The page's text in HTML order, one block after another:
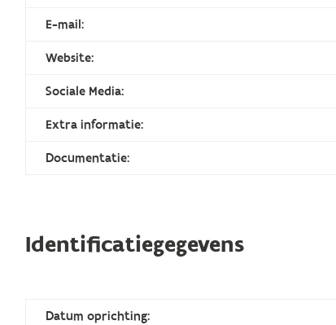
E-mail:
Website:
Sociale Media:
Extra informatie:
Documentatie:
Identificatiegegevens
Datum oprichting: